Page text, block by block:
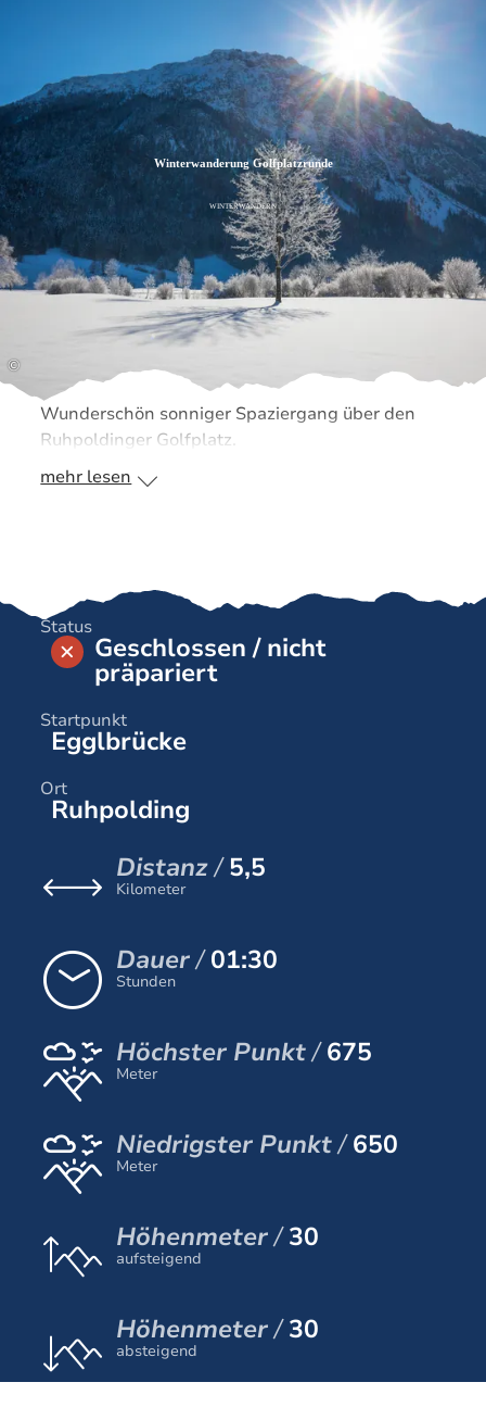
Inhalt
Suche
Footer
©
Winterwanderung Golfplatzrunde
WINTERWANDERN
Wunderschön sonniger Spaziergang über den
Ruhpoldinger Golfplatz.
mehr lesen
Status
Geschlossen / nicht
präpariert
Startpunkt
Egglbrücke
Ort
Ruhpolding
Distanz 5,5
Kilometer
Dauer 01:30
Stunden
Höchster Punkt 675
Meter
Niedrigster Punkt 650
Meter
Höhenmeter 30
aufsteigend
Höhenmeter 30
absteigend